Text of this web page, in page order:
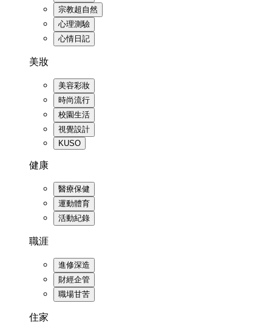
宗教超自然
心理測驗
心情日記
美妝
美容彩妝
時尚流行
校園生活
視覺設計
KUSO
健康
醫療保健
運動體育
活動紀錄
職涯
進修深造
財經企管
職場甘苦
住家